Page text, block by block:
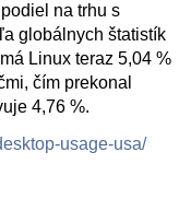
na trhu s
globálnych štatistík
Linux teraz 5,04 %
čím prekonal
4,76 %.
usage-usa/